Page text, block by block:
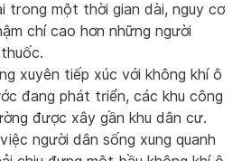
trong một thời gian dài, nguy cơ
chí cao hơn những người
xuyên tiếp xúc với không khí ô
đang phát triển, các khu công
được xây gần khu dân cư.
người dân sống xung quanh